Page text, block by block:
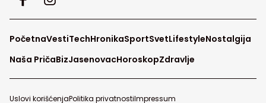
PočetnaVestiTechHronikaSportSvetLifestyleNostalgija
Naša PričaBizJasenovacHoroskopZdravlje
Uslovi korišćenjaPolitika privatnostiImpressum